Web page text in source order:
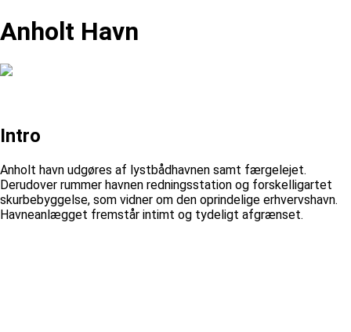
Anholt Havn
Intro
Anholt havn udgøres af lystbådhavnen samt færgelejet.
Derudover rummer havnen redningsstation og forskelligartet
skurbebyggelse, som vidner om den oprindelige erhvervshavn.
Havneanlægget fremstår intimt og tydeligt afgrænset.